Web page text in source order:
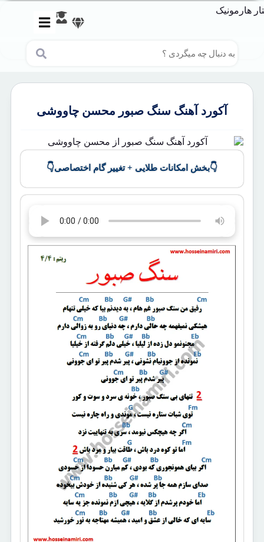
آکورد آهنگ سنگ صبور محسن چاووشی
👇بخش امکانات طلایی + تغییر گام اختصاصی👇